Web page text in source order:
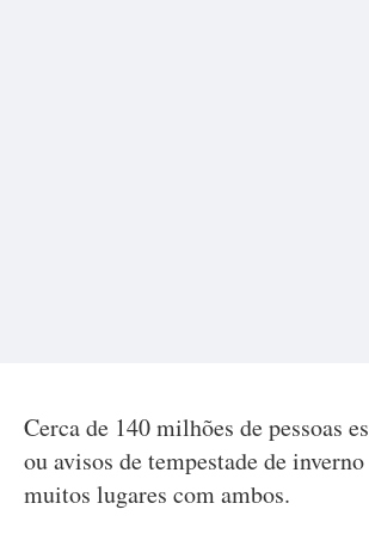
Cerca de 140 milhões de pessoas
ou avisos de tempestade de
muitos lugares com ambos.